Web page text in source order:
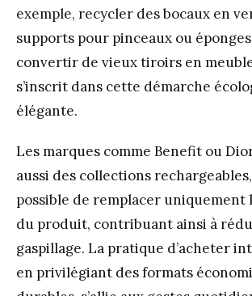
exemple, recycler des bocaux en
supports pour pinceaux ou
convertir de vieux tiroirs en
s’inscrit dans cette démarche
élégante.
Les marques comme Benefit ou
aussi des collections
possible de remplacer uniquement
du produit, contribuant ainsi à
gaspillage. La pratique d’acheter
en privilégiant des formats